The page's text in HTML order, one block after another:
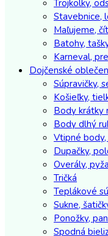
Trojkolky,
Stavebnice,
Maľujeme,
Batohy,
Karneval,
Dojčenské
Súpravičky,
Košieľky,
Body krátky
Body dlhý
Vtipné
Dupačky,
Overály,
Tričká
Teplákové
Sukne,
Ponožky,
Spodná